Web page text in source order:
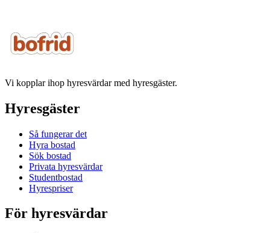
Vi kopplar ihop hyresvärdar med hyresgäster.
Hyresgäster
Så fungerar det
Hyra bostad
Sök bostad
Privata hyresvärdar
Studentbostad
Hyrespriser
För hyresvärdar